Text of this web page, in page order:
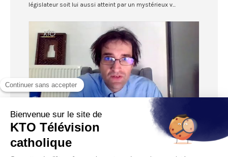
législateur soit lui aussi atteint par un mystérieux v...
Vie et mort d’un marginal
Diffusé le 23/02/2021